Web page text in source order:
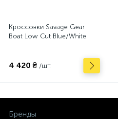
Кроссовки Savage Gear
Boat Low Cut Blue/White
4 420 ₴ /шт.
Бренды